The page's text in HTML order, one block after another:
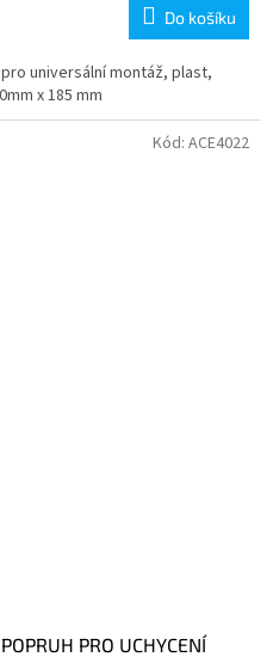
Do košíku
universální montáž, plast,
x 185 mm
PRO UCHYCENÍ
Kód: ACE4022